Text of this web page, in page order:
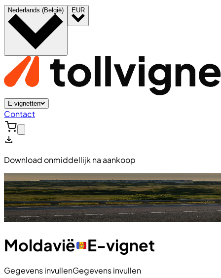
Nederlands (België) EUR
E-vignetten
Contact
Download onmiddellijk na aankoop
Moldavië E-vignet
Gegevens invullenGegevens invullen